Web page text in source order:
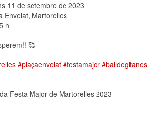
11 de setembre de 2023
Envelat, Martorelles
h
🥰
#plaçaenvelat #festamajor #balldegitanes